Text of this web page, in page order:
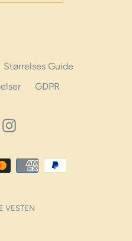
Størrelses Guide
GDPR
FacebookInstagram
VESTEN